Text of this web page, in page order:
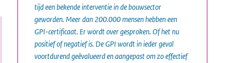
tijd een bekende interventie in de bouwsector
geworden. Meer dan 200.000 mensen hebben een
GPI-certificaat. Er wordt over gesproken. Of het nu
positief of negatief is. De GPI wordt in ieder geval
voortdurend geëvalueerd en aangepast om zo effectief